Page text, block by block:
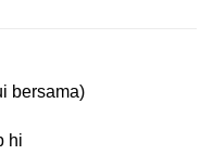
bersama)
hi